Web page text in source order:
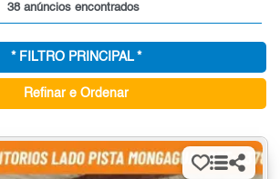
38 anúncios encontrados
* FILTRO PRINCIPAL *
Refinar e Ordenar